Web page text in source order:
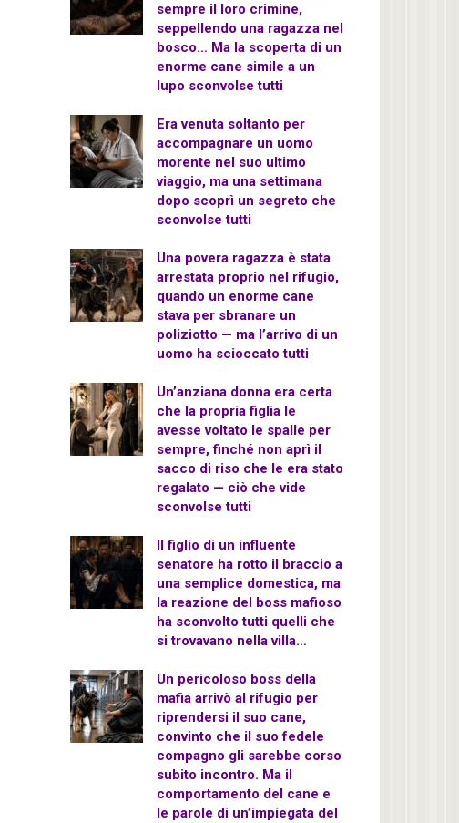
sempre il loro crimine,
seppellendo una ragazza nel
bosco… Ma la scoperta di un
enorme cane simile a un
lupo sconvolse tutti
Era venuta soltanto per
accompagnare un uomo
morente nel suo ultimo
viaggio, ma una settimana
dopo scoprì un segreto che
sconvolse tutti
Una povera ragazza è stata
arrestata proprio nel rifugio,
quando un enorme cane
stava per sbranare un
poliziotto — ma l’arrivo di un
uomo ha scioccato tutti
Un’anziana donna era certa
che la propria figlia le
avesse voltato le spalle per
sempre, finché non aprì il
sacco di riso che le era stato
regalato — ciò che vide
sconvolse tutti
Il figlio di un influente
senatore ha rotto il braccio a
una semplice domestica, ma
la reazione del boss mafioso
ha sconvolto tutti quelli che
si trovavano nella villa…
Un pericoloso boss della
mafia arrivò al rifugio per
riprendersi il suo cane,
convinto che il suo fedele
compagno gli sarebbe corso
subito incontro. Ma il
comportamento del cane e
le parole di un’impiegata del